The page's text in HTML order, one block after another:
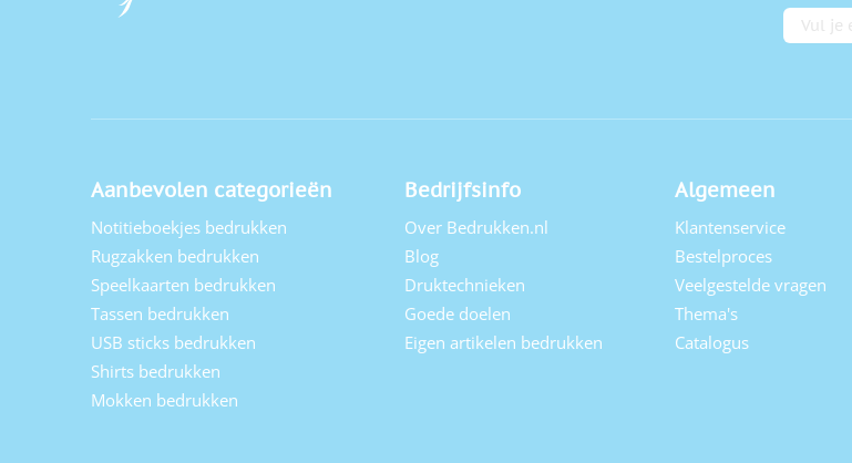
E-
Aanbevolen categorieën
Notitieboekjes bedrukken
Rugzakken bedrukken
Speelkaarten bedrukken
Tassen bedrukken
USB sticks bedrukken
Shirts bedrukken
Mokken bedrukken
Bedrijfsinfo
Over Bedrukken.nl
Blog
Druktechnieken
Goede doelen
Eigen artikelen bedrukken
Algemeen
Klantenservice
Bestelproces
Veelgestelde vragen
Thema's
Catalogus